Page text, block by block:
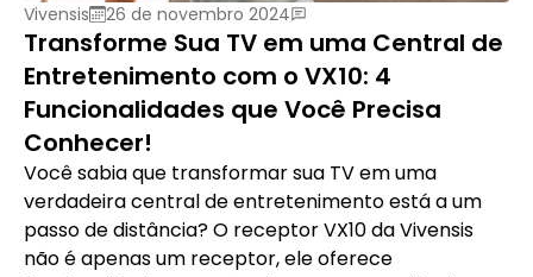
Vivensis 26 de novembro 2024
Transforme Sua TV em uma Central de
Entretenimento com o VX10: 4
Funcionalidades que Você Precisa
Conhecer!
Você sabia que transformar sua TV em uma
verdadeira central de entretenimento está a um
passo de distância? O receptor VX10 da Vivensis
não é apenas um receptor, ele oferece